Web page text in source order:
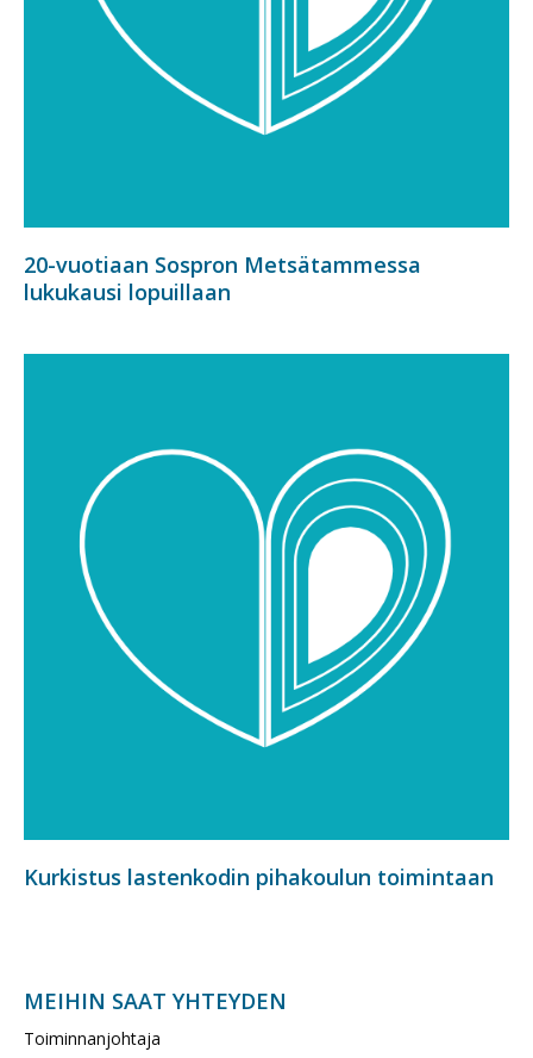
20-vuotiaan Sospron Metsätammessa
lukukausi lopuillaan
Kurkistus lastenkodin pihakoulun toimintaan
MEIHIN SAAT YHTEYDEN
Toiminnanjohtaja